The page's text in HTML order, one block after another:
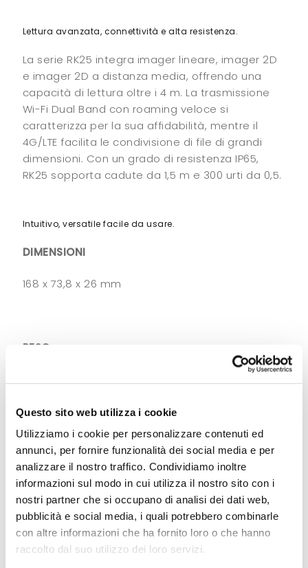
Questo sito web utilizza i cookie
Utilizziamo i cookie per personalizzare contenuti ed
annunci, per fornire funzionalità dei social media e per
analizzare il nostro traffico. Condividiamo inoltre
informazioni sul modo in cui utilizza il nostro sito con i
nostri partner che si occupano di analisi dei dati web,
pubblicità e social media, i quali potrebbero combinarle
con altre informazioni che ha fornito loro o che hanno
raccolto dal suo utilizzo dei loro servizi.
Lettura avanzata, connettività e alta resistenza.
La serie RK25 integra imager lineare, imager 2D
e imager 2D a distanza media, offrendo una
capacità di lettura oltre i 4 m. La trasmissione
Wi-Fi Dual Band con roaming veloce si
caratterizza per la sua affidabilità, mentre il
4G/LTE facilita le condivisione di file di grandi
dimensioni. Con un grado di resistenza IP65,
RK25 sopporta cadute da 1,5 m e 300 urti da 0,5.
Intuitivo, versatile facile da usare.
DIMENSIONI
168 x 73,8 x 26 mm
PESO
inferiore a 292 g (imager 2D con batteria)
SISTEMA OPERATIVO
Android 7 Nougat con GMS
RK25